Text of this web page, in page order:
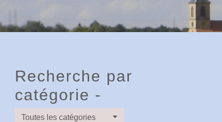
Recherche par
catégorie -
Toutes les catégories